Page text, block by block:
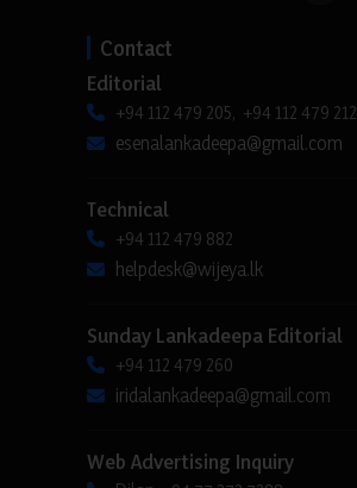
Contact
Editorial
+94 112 479 205, +94 112 479 212
esenalankadeepa@gmail.com
Technical
+94 112 479 882
helpdesk@wijeya.lk
Sunday Lankadeepa Editorial
+94 112 479 260
iridalankadeepa@gmail.com
Web Advertising Inquiry